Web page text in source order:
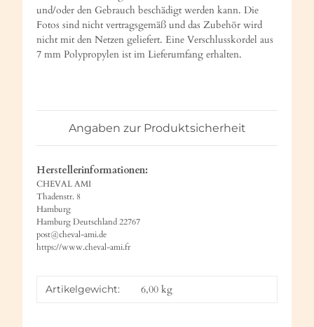
und/oder den Gebrauch beschädigt werden kann. Die
Fotos sind nicht vertragsgemäß und das Zubehör wird
nicht mit den Netzen geliefert. Eine Verschlusskordel aus
7 mm Polypropylen ist im Lieferumfang erhalten.
Angaben zur Produktsicherheit
Herstellerinformationen:
CHEVAL AMI
Thadenstr. 8
Hamburg
Hamburg Deutschland 22767
post@cheval-ami.de
https://www.cheval-ami.fr
Artikelgewicht: 6,00 kg